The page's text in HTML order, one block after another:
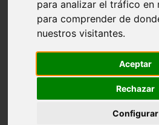
para analizar el tráfico en
para comprender de
nuestros visitantes.
Aceptar
Rechazar
Configurar
Región de Murcia Digital
Arquitectura
Álbum de Fotos